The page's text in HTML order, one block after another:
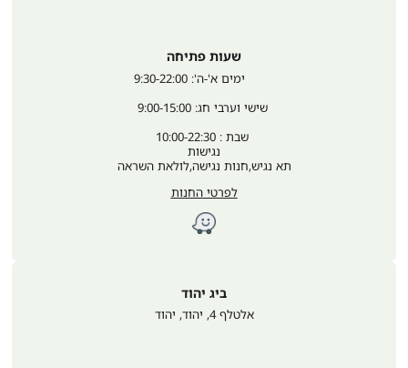
שעות פתיחה
שישי וערבי חג: 9:00-15:00
נגישות
תא נגיש,חנות נגישה,לולאת השראה
לפרטי החנות
ביג יהוד
אלטלף 4, יהוד , יהוד